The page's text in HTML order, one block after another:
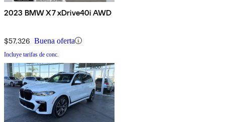
2023 BMW X7 xDrive40i AWD
$57,326 Buena oferta
Incluye tarifas de conc.